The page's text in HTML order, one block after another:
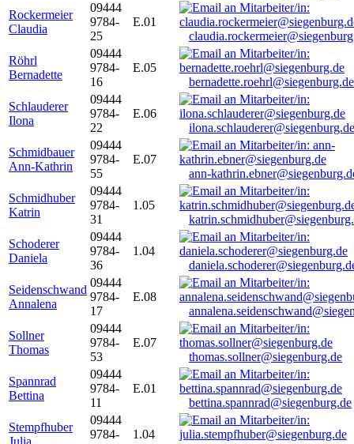
Rockermeier
Claudia
09444
9784-
25
E.01
Röhrl
Bernadette
09444
9784-
16
E.05
bernadette.roehrl@siegenburg.de
Schlauderer
Ilona
09444
9784-
22
E.06
ilona.schlauderer@siegenburg.de
Schmidbauer
Ann-Kathrin
09444
9784-
55
E.07
ann-
Schmidhuber
Katrin
09444
9784-
31
1.05
Schoderer
Daniela
09444
9784-
36
1.04
Seidenschwand
Annalena
09444
9784-
17
E.08
Sollner
Thomas
09444
9784-
53
E.07
thomas.sollner@siegenburg.de
Spannrad
Bettina
09444
9784-
11
E.01
bettina.spannrad@siegenburg.de
Stempfhuber
09444
9784-
1.04